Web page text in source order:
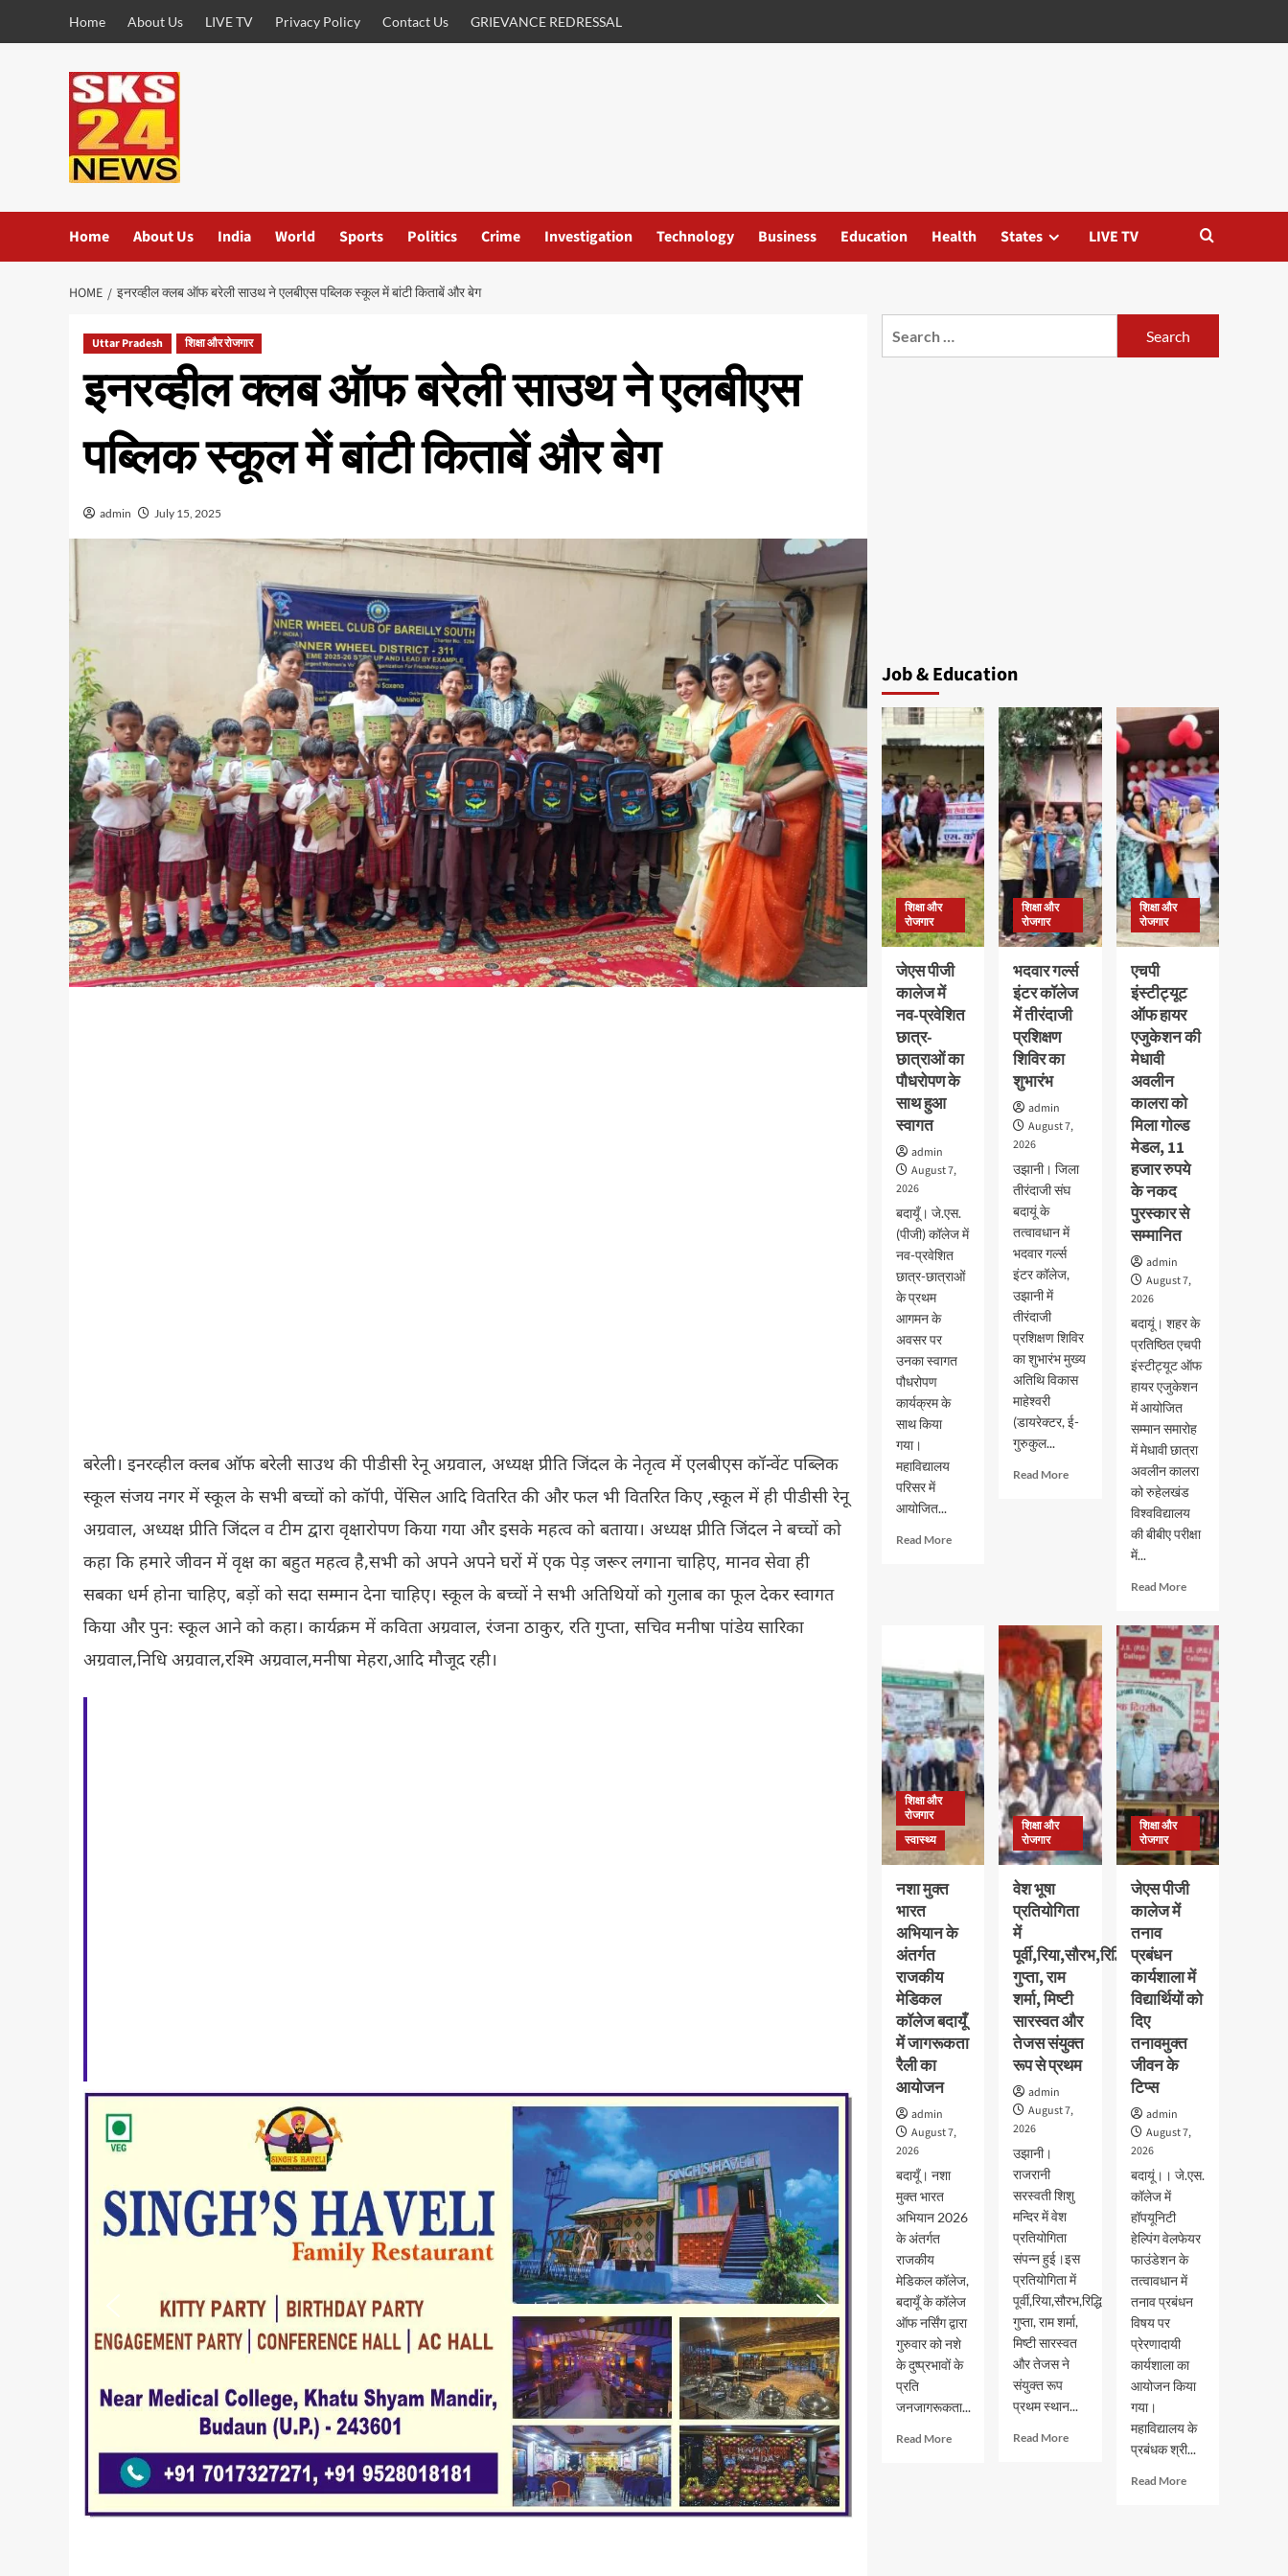
Home About Us LIVE TV Privacy Policy Contact Us GRIEVANCE REDRESSAL
Home About Us India World Sports Politics Crime Investigation Technology Business Education Health States LIVE TV
HOME इनरव्हील क्लब ऑफ बरेली साउथ ने एलबीएस पब्लिक स्कूल में बांटी किताबें और बेग
Uttar Pradesh शिक्षा और रोजगार
इनरव्हील क्लब ऑफ बरेली साउथ ने एलबीएस
पब्लिक स्कूल में बांटी किताबें और बेग
admin July 15, 2025
बरेली। इनरव्हील क्लब ऑफ बरेली साउथ की पीडीसी रेनू अग्रवाल, अध्यक्ष प्रीति जिंदल के नेतृत्व में एलबीएस कॉन्वेंट पब्लिक
स्कूल संजय नगर में स्कूल के सभी बच्चों को कॉपी, पेंसिल आदि वितरित की और फल भी वितरित किए ,स्कूल में ही पीडीसी रेनू
अग्रवाल, अध्यक्ष प्रीति जिंदल व टीम द्वारा वृक्षारोपण किया गया और इसके महत्व को बताया। अध्यक्ष प्रीति जिंदल ने बच्चों को
कहा कि हमारे जीवन में वृक्ष का बहुत महत्व है,सभी को अपने अपने घरों में एक पेड़ जरूर लगाना चाहिए, मानव सेवा ही
सबका धर्म होना चाहिए, बड़ों को सदा सम्मान देना चाहिए। स्कूल के बच्चों ने सभी अतिथियों को गुलाब का फूल देकर स्वागत
किया और पुनः स्कूल आने को कहा। कार्यक्रम में कविता अग्रवाल, रंजना ठाकुर, रति गुप्ता, सचिव मनीषा पांडेय सारिका
अग्रवाल,निधि अग्रवाल,रश्मि अग्रवाल,मनीषा मेहरा,आदि मौजूद रही।
Job & Education
शिक्षा और
रोजगार
जेएस पीजी
कालेज में
नव-प्रवेशित
छात्र-
छात्राओं का
पौधरोपण के
साथ हुआ
स्वागत
admin
August 7,
2026
बदायूँ। जे.एस.
(पीजी) कॉलेज में
नव-प्रवेशित
छात्र-छात्राओं
के प्रथम
आगमन के
अवसर पर
उनका स्वागत
पौधरोपण
कार्यक्रम के
साथ किया
गया।
महाविद्यालय
परिसर में
आयोजित...
Read MoreRead
प्रवेशित
छात्र-
छात्राओं
का
पौधरोपण
के
साथ
स्वागत
शिक्षा और
रोजगार
भदवार गर्ल्स
इंटर कॉलेज
में तीरंदाजी
प्रशिक्षण
शिविर का
शुभारंभ
admin
August 7,
2026
उझानी। जिला
तीरंदाजी संघ
बदायूं के
तत्वावधान में
भदवार गर्ल्स
इंटर कॉलेज,
उझानी में
तीरंदाजी
प्रशिक्षण शिविर
का शुभारंभ मुख्य
अतिथि विकास
माहेश्वरी
(डायरेक्टर, ई-
गुरुकुल...
Read MoreRead
प्रशिक्षण
शिविर
शुभारंभ
शिक्षा और
रोजगार
एचपी
इंस्टीट्यूट
ऑफ हायर
एजुकेशन की
मेधावी
अवलीन
कालरा को
मिला गोल्ड
मेडल, 11
हजार रुपये
के नकद
पुरस्कार से
सम्मानित
admin
August 7,
2026
बदायूं। शहर के
प्रतिष्ठित एचपी
इंस्टीट्यूट ऑफ
हायर एजुकेशन
में आयोजित
सम्मान समारोह
में मेधावी छात्रा
अवलीन कालरा
को रुहेलखंड
विश्वविद्यालय
की बीबीए परीक्षा
में...
Read MoreRead
एचपी
इंस्टीट्यूट
ऑफ
हायर
एजुकेशन
की
मेधावी
अवलीन
कालरा
को
मिला
गोल्ड
मेडल,
हजार
पुरस्कार
से
सम्मानित
शिक्षा और
रोजगार
स्वास्थ्य
नशा मुक्त
भारत
अभियान के
अंतर्गत
राजकीय
मेडिकल
कॉलेज बदायूँ
में जागरूकता
रैली का
आयोजन
admin
August 7,
2026
बदायूँ। नशा
मुक्त भारत
अभियान 2026
के अंतर्गत
राजकीय
मेडिकल कॉलेज,
बदायूँ के कॉलेज
ऑफ नर्सिंग द्वारा
गुरुवार को नशे
के दुष्प्रभावों के
प्रति
जनजागरूकता...
Read MoreRead
शिक्षा और
रोजगार
वेश भूषा
प्रतियोगिता
में
पूर्वी,रिया,सौरभ,रिद्धि
गुप्ता, राम
शर्मा, मिष्टी
सारस्वत और
तेजस संयुक्त
रूप से प्रथम
admin
August 7,
2026
उझानी।
राजरानी
सरस्वती शिशु
मन्दिर में वेश
प्रतियोगिता
संपन्न हुई।इस
प्रतियोगिता में
पूर्वी,रिया,सौरभ,रिद्धि
गुप्ता, राम शर्मा,
मिष्टी सारस्वत
और तेजस ने
संयुक्त रूप
प्रथम स्थान...
Read MoreRead
शिक्षा और
रोजगार
जेएस पीजी
कालेज में
तनाव
प्रबंधन
कार्यशाला में
विद्यार्थियों को
दिए
तनावमुक्त
जीवन के
टिप्स
admin
August 7,
2026
बदायूं।। जे.एस.
कॉलेज में
हॉपयूनिटी
हेल्पिंग वेलफेयर
फाउंडेशन के
तत्वावधान में
तनाव प्रबंधन
विषय पर
प्रेरणादायी
कार्यशाला का
आयोजन किया
गया।
महाविद्यालय के
प्रबंधक श्री...
Read MoreRead